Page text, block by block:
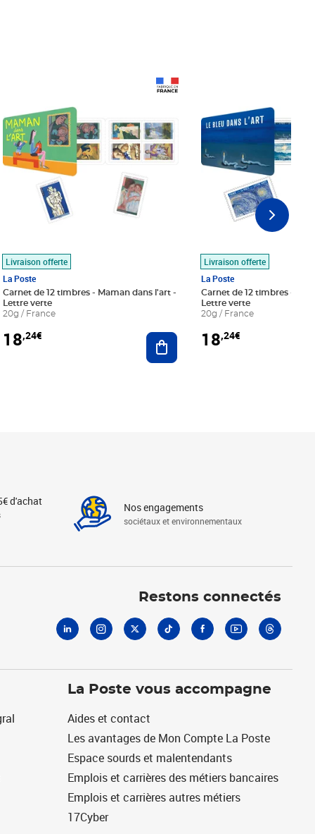
au panier
Livraison offerte
La Poste
Carnet de 12 timbres - Maman dans l'art -
Lettre verte
20g / France
18,24€ Ajouter au panier
Livraison offerte
La Poste
Carnet de 12 timbres - Le
Lettre verte
20g / France
18,24€
d'achat Nos engagements
sociétaux et environnementaux
Restons connectés
La Poste vous accompagne
Aides et contact
Les avantages de Mon Compte La Poste
Espace sourds et malentendants
Emplois et carrières des métiers bancaires
Emplois et carrières autres métiers
17Cyber